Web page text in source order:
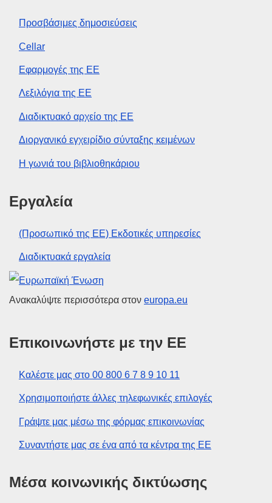
Προσβάσιμες δημοσιεύσεις
Cellar
Εφαρμογές της ΕΕ
Λεξιλόγια της ΕΕ
Διαδικτυακό αρχείο της ΕΕ
Διοργανικό εγχειρίδιο σύνταξης κειμένων
Η γωνιά του βιβλιοθηκάριου
Εργαλεία
(Προσωπικό της ΕΕ) Εκδοτικές υπηρεσίες
Διαδικτυακά εργαλεία
Ευρωπαϊκή Ένωση
Ανακαλύψτε περισσότερα στον europa.eu
Επικοινωνήστε με την ΕΕ
Καλέστε μας στο 00 800 6 7 8 9 10 11
Χρησιμοποιήστε άλλες τηλεφωνικές επιλογές
Γράψτε μας μέσω της φόρμας επικοινωνίας
Συναντήστε μας σε ένα από τα κέντρα της ΕΕ
Μέσα κοινωνικής δικτύωσης